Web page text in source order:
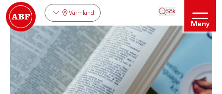
Värmland Sök
Meny